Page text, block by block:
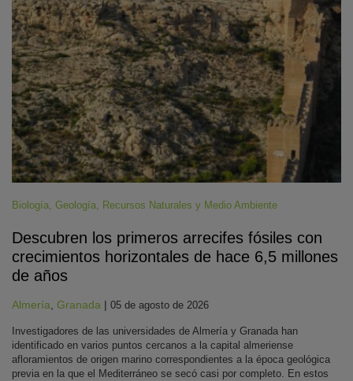
Biología, Geología, Recursos Naturales y Medio Ambiente
Descubren los primeros arrecifes fósiles con
crecimientos horizontales de hace 6,5 millones
de años
Almería, Granada | 05 de agosto de 2026
Investigadores de las universidades de Almería y Granada han
identificado en varios puntos cercanos a la capital almeriense
afloramientos de origen marino correspondientes a la época geológica
previa en la que el Mediterráneo se secó casi por completo. En estos